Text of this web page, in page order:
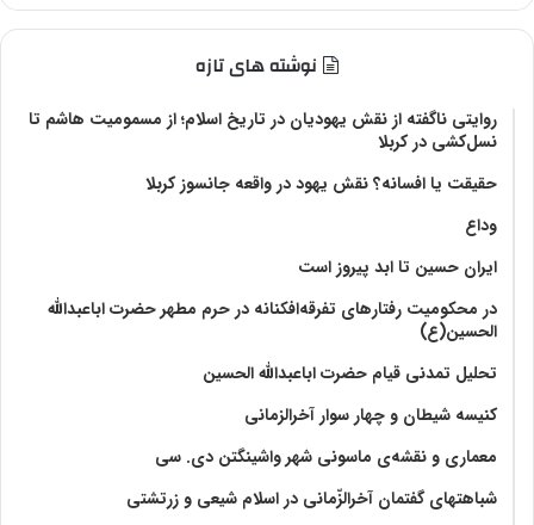
نوشته های تازه
روایتی ناگفته از نقش یهودیان در تاریخ اسلام؛ از مسمومیت هاشم تا
نسل‌کشی در کربلا
حقیقت یا افسانه؟‌ نقش یهود در واقعه جانسوز کربلا
وداع
ایران حسین تا ابد پیروز است
در محکومیت رفتارهای تفرقه‌افکنانه در حرم مطهر حضرت اباعبدالله
الحسین(ع)
تحلیل تمدنی قیام حضرت اباعبدالله الحسین
کنیسه شیطان و چهار سوار آخرالزمانی
معماری و نقشه‌ی ماسونی شهر واشينگتن دی. سی
شباهتهای گفتمان آخر‌الزّمانی در اسلام شیعی و زرتشتی